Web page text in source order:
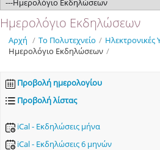
Ημερολόγιο Εκδηλώσεων
Αρχή / Το Πολυτεχνείο / Ηλεκτρονικές
Ημερολόγιο Εκδηλώσεων /
Προβολή ημερολογίου
Προβολή λίστας
iCal - Εκδηλώσεις μήνα
iCal - Εκδηλώσεις 6 μηνών